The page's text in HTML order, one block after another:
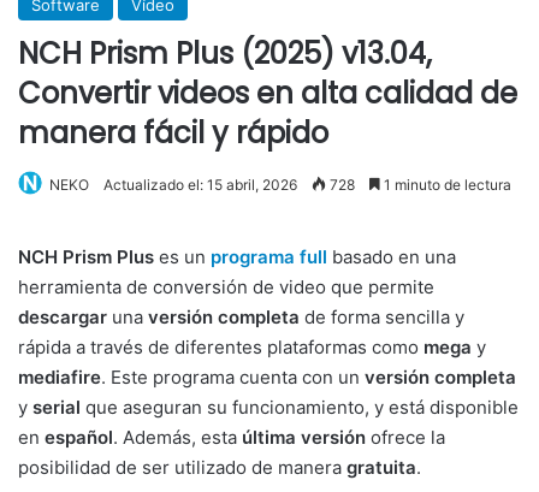
Software Vídeo
NCH Prism Plus (2025) v13.04,
Convertir videos en alta calidad de
manera fácil y rápido
NEKO Actualizado el: 15 abril, 2026 728 1 minuto de lectura
NCH Prism Plus es un programa full basado en una
herramienta de conversión de video que permite
descargar una versión completa de forma sencilla y
rápida a través de diferentes plataformas como mega y
mediafire. Este programa cuenta con un versión completa
y serial que aseguran su funcionamiento, y está disponible
en español. Además, esta última versión ofrece la
posibilidad de ser utilizado de manera gratuita.